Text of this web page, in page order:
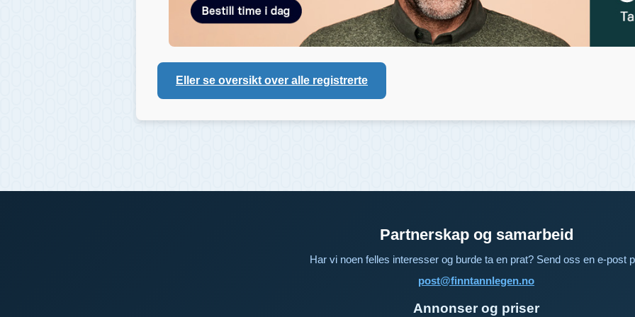
Eller se oversikt over alle registrerte
Partnerskap og samarbeid
Har vi noen felles interesser og burde ta en prat? Send oss en e-post
post@finntannlegen.no
Annonser og priser